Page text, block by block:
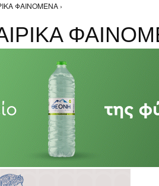
ΦΑΙΝΟΜΕΝΑ ›